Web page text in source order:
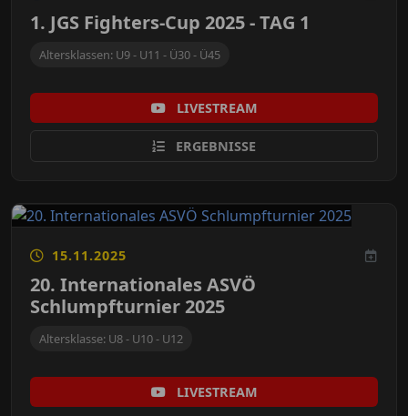
1. JGS Fighters-Cup 2025 - TAG 1
Altersklassen: U9 - U11 - Ü30 - Ü45
LIVESTREAM
ERGEBNISSE
15.11.2025
20. Internationales ASVÖ
Schlumpfturnier 2025
Altersklasse: U8 - U10 - U12
LIVESTREAM